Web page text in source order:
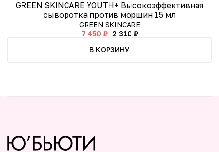
GREEN SKINCARE YOUTH+ Высокоэффективная
сыворотка против морщин 15 мл
GREEN SKINCARE
7 450 ₽
2 310 ₽
В КОРЗИНУ